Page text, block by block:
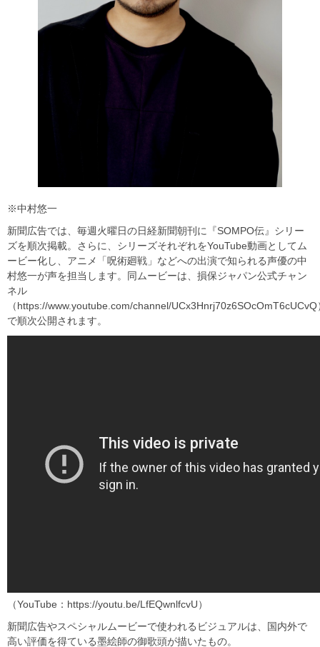
※中村悠一
新聞広告では、毎週火曜日の日経新聞朝刊に『SOMPO伝』シリー
ズを順次掲載。さらに、シリーズそれぞれをYouTube動画としてム
ービー化し、アニメ「呪術廻戦」などへの出演で知られる声優の中
村悠一が声を担当します。同ムービーは、損保ジャパン公式チャン
ネル
（https://www.youtube.com/channel/UCx3Hnrj70z6SOcOmT6cUCvQ
で順次公開されます。
（YouTube：https://youtu.be/LfEQwnlfcvU）
新聞広告やスペシャルムービーで使われるビジュアルは、国内外で
高い評価を得ている墨絵師の御歌頭が描いたもの。